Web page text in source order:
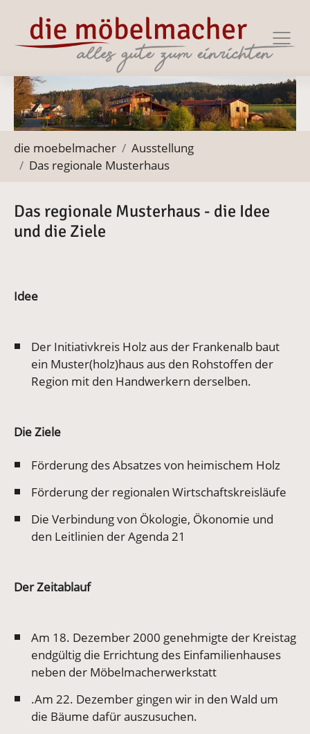
Zur Haupt-Navigation springen
Zum Hauptinhalt springen
Zum Footer springen
die moebelmacher
Ausstellung
Das regionale Musterhaus
Das regionale Musterhaus - die Idee
und die Ziele
Idee
Der Initiativkreis Holz aus der Frankenalb baut
ein Muster(holz)haus aus den Rohstoffen der
Region mit den Handwerkern derselben.
Die Ziele
Förderung des Absatzes von heimischem Holz
Förderung der regionalen Wirtschaftskreisläufe
Die Verbindung von Ökologie, Ökonomie und
den Leitlinien der Agenda 21
Der Zeitablauf
Am 18. Dezember 2000 genehmigte der Kreistag
endgültig die Errichtung des Einfamilienhauses
neben der Möbelmacherwerkstatt
.Am 22. Dezember gingen wir in den Wald um
die Bäume dafür auszusuchen.